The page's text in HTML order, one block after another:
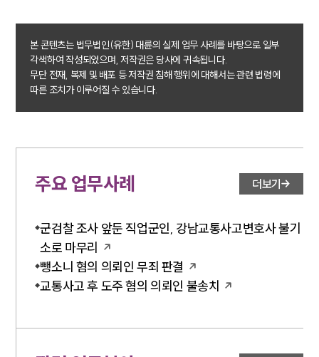
업무분야
음주교통사고대응부 업무
전체
공지사항
법률 블로그
법률서식
본 콘텐츠는 법무법인(유한) 대륜의 실제 업무 사례를 바탕으로 일부
각색하여 작성되었으며, 저작권은 당사에 귀속됩니다.
무단 전재, 복제 및 배포 등 저작권 침해 행위에 대해서는 관련 법령에
따른 조치가 이루어질 수 있습니다.
주요 업무사례 더보기
군검찰 조사 앞둔 직업군인, 강남교통사고변호사 불기
소로 마무리
뺑소니 혐의 의뢰인 무죄 판결
교통사고 후 도주 혐의 의뢰인 불송치